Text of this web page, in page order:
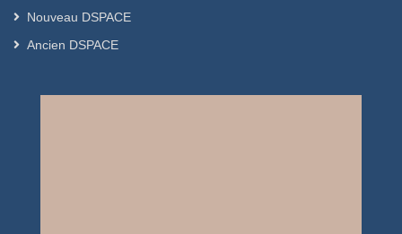
Nouveau DSPACE
Ancien DSPACE